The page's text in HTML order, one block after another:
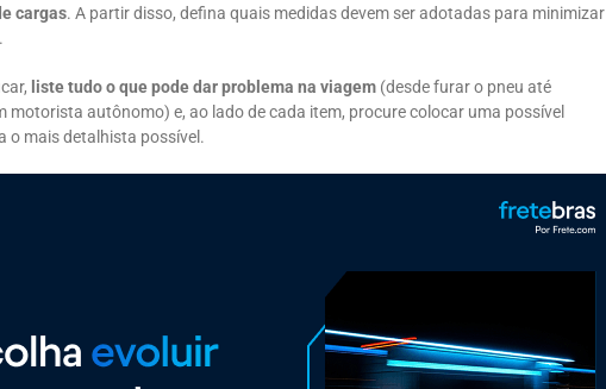
cargas. A partir disso, defina quais medidas devem ser adotadas para minimizar
liste tudo o que pode dar problema na viagem (desde furar o pneu até
motorista autônomo) e, ao lado de cada item, procure colocar uma possível
o mais detalhista possível.